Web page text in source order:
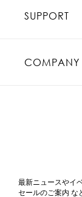
SUPPORT
COMPANY
最新ニュースやイ
セールのご案内 な